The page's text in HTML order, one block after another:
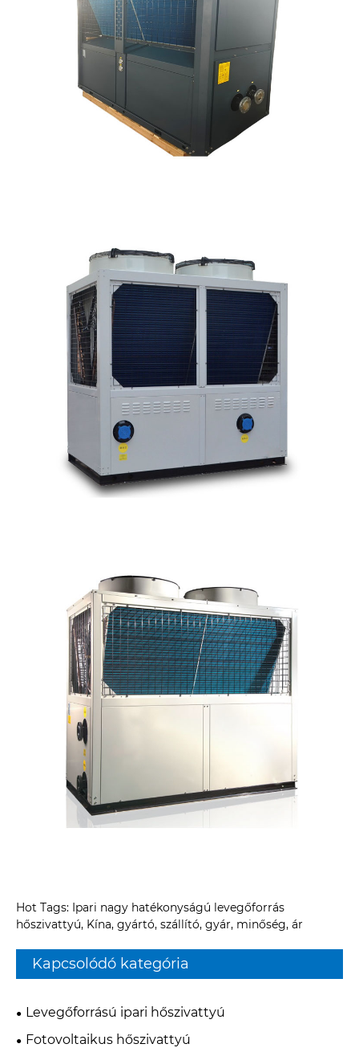
Hot Tags: Ipari nagy hatékonyságú levegőforrás
hőszivattyú, Kína, gyártó, szállító, gyár, minőség, ár
Kapcsolódó kategória
Levegőforrású ipari hőszivattyú
Fotovoltaikus hőszivattyú